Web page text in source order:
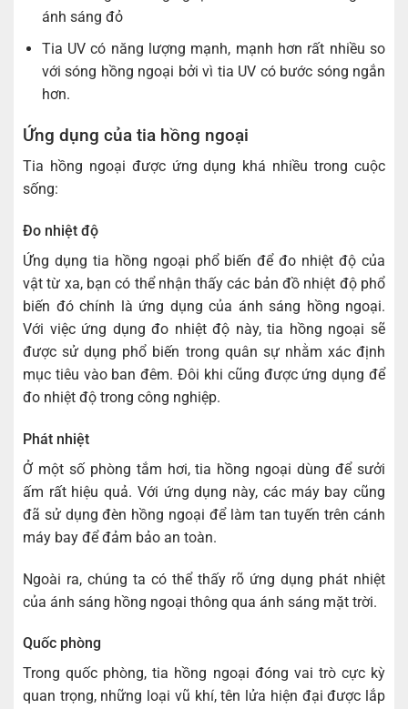
ánh sáng đỏ
Tia UV có năng lượng mạnh, mạnh hơn rất nhiều so
với sóng hồng ngoại bởi vì tia UV có bước sóng ngắn
hơn.
Ứng dụng của tia hồng ngoại
Tia hồng ngoại được ứng dụng khá nhiều trong cuộc
sống:
Đo nhiệt độ
Ứng dụng tia hồng ngoại phổ biến để đo nhiệt độ của
vật từ xa, bạn có thể nhận thấy các bản đồ nhiệt độ phổ
biến đó chính là ứng dụng của ánh sáng hồng ngoại.
Với việc ứng dụng đo nhiệt độ này, tia hồng ngoại sẽ
được sử dụng phổ biến trong quân sự nhằm xác định
mục tiêu vào ban đêm. Đôi khi cũng được ứng dụng để
đo nhiệt độ trong công nghiệp.
Phát nhiệt
Ở một số phòng tắm hơi, tia hồng ngoại dùng để sưởi
ấm rất hiệu quả. Với ứng dụng này, các máy bay cũng
đã sử dụng đèn hồng ngoại để làm tan tuyến trên cánh
máy bay để đảm bảo an toàn.
Ngoài ra, chúng ta có thể thấy rõ ứng dụng phát nhiệt
của ánh sáng hồng ngoại thông qua ánh sáng mặt trời.
Quốc phòng
Trong quốc phòng, tia hồng ngoại đóng vai trò cực kỳ
quan trọng, những loại vũ khí, tên lửa hiện đại được lắp